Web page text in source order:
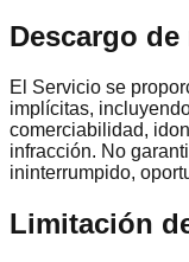
Descargo
El Servicio se
implícitas,
comerciabilidad,
infracción. No
ininterrumpido,
Limitación